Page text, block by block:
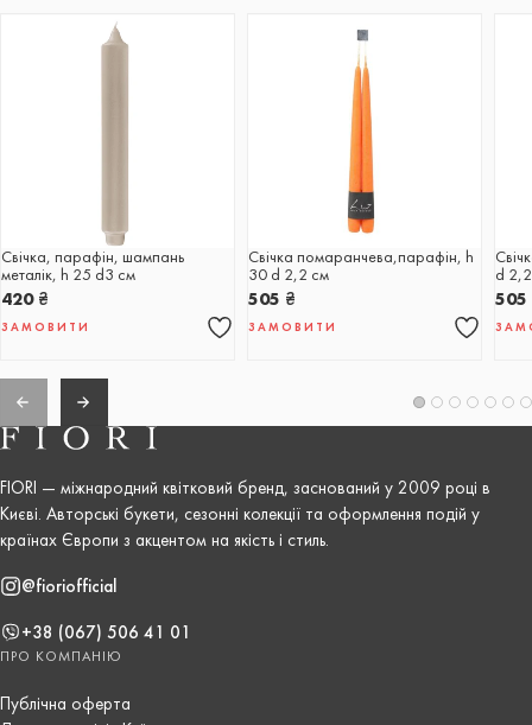
Свічка, парафін, шампань
металік, h 25 d3 см
420 ₴
ЗАМОВИТИ
Свічка помаранчева,парафін, h
30 d 2,2 cм
505 ₴
ЗАМОВИТИ
d
505
FIORI — міжнародний квітковий бренд, заснований у 2009 році в
Києві. Авторські букети, сезонні колекції та оформлення подій у
країнах Європи з акцентом на якість і стиль.
@fioriofficial
+38 (067) 506 41 01
ПРО КОМПАНІЮ
Публічна оферта